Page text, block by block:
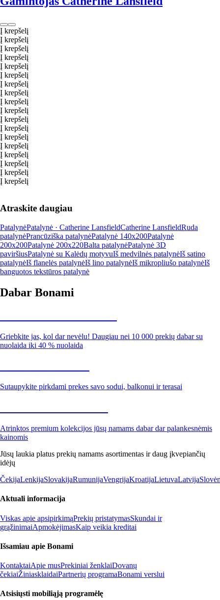
Į krepšelį
Į krepšelį
Į krepšelį
Į krepšelį
Į krepšelį
Į krepšelį
Į krepšelį
Į krepšelį
Į krepšelį
Į krepšelį
Į krepšelį
Į krepšelį
Į krepšelį
Į krepšelį
Į krepšelį
Į krepšelį
Į krepšelį
Į krepšelį
Atraskite daugiau
PatalynėPatalynė · Catherine LansfieldCatherine LansfieldRuda
patalynėPrancūziška patalynėPatalynė 140x200Patalynė
200x200Patalynė 200x220Balta patalynėPatalynė 3D
paviršiusPatalynė su Kalėdų motyvuIš medvilnės patalynėIš satino
patalynėIš flanelės patalynėIš lino patalynėIš mikropliušo patalynėIš
banguotos tekstūros patalynė
Dabar Bonami
Griebkite jas, kol dar nevėlu! Daugiau nei 10 000 prekių dabar su
nuolaida iki 40 % nuolaida
Sutaupykite pirkdami prekes savo sodui, balkonui ir terasai
Atrinktos premium kolekcijos jūsų namams dabar dar palankesnėmis
kainomis
Jūsų laukia platus prekių namams asortimentas ir daug įkvepiančių
idėjų
ČekijaLenkijaSlovakijaRumunijaVengrijaKroatijaLietuvaLatvija
Aktuali informacija
Viskas apie apsipirkimąPrekių pristatymasSkundai ir
grąžinimaiApmokėjimasKaip veikia kreditai
Išsamiau apie Bonami
KontaktaiApie musPrekiniai ženklaiDovanų
čekiaiŽiniasklaidaiPartnerių programaBonami verslui
Atsisiųsti mobiliąją programėlę